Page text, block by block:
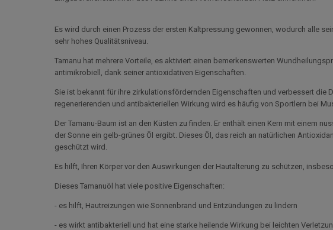
Es wird durch einen Prozess der ersten Kaltpressung gewonnen, wodurch alle
sehr hohes Qualitätsniveau.
Tamanu hat mehrere Vorteile, es aktiviert einen bemerkenswerten
antimikrobiell, dank seiner antioxidativen Eigenschaften.
Sie ist bekannt für ihre zirkulationsfördernden Eigenschaften und verbessert die
regenerierenden und antibakteriellen Wirkung wird es häufig von Sportlern bei
Der Tamanu-Baum ist an den Küsten zu finden. Er enthält einen Kern mit einem
der Sonne ein gelb-grünes Öl ergibt. Dieses Öl, das reich an natürlichen
geschützt wird.
Es hilft, Ihren Körper vor den Auswirkungen der Hautalterung zu schützen,
Dieses Tamanuöl hat viele positive Eigenschaften:
- es hilft, Hautreizungen wie Sonnenbrand und Entzündungen zu lindern
- es wirkt antibakteriell und hat eine starke heilende Wirkung bei leichten